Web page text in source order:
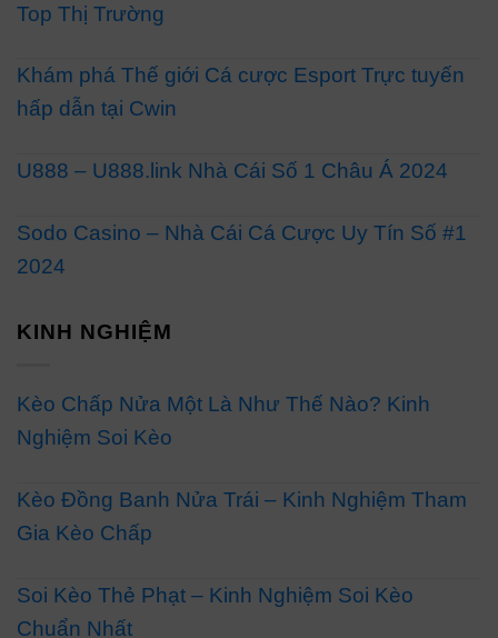
Top Thị Trường
Khám phá Thế giới Cá cược Esport Trực tuyến
hấp dẫn tại Cwin
U888 – U888.link Nhà Cái Số 1 Châu Á 2024
Sodo Casino – Nhà Cái Cá Cược Uy Tín Số #1
2024
KINH NGHIỆM
Kèo Chấp Nửa Một Là Như Thế Nào? Kinh
Nghiệm Soi Kèo
Kèo Đồng Banh Nửa Trái – Kinh Nghiệm Tham
Gia Kèo Chấp
Soi Kèo Thẻ Phạt – Kinh Nghiệm Soi Kèo
Chuẩn Nhất